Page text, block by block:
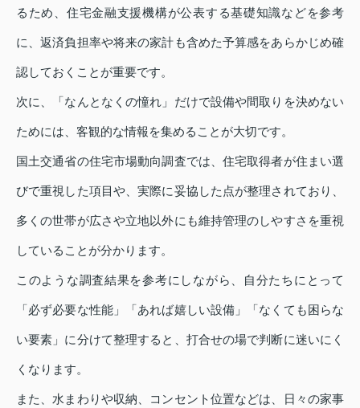
るため、住宅金融支援機構が公表する基礎知識などを参考
に、返済負担率や将来の家計も含めた予算感をあらかじめ確
認しておくことが重要です。
次に、「なんとなくの憧れ」だけで設備や間取りを決めない
ためには、客観的な情報を集めることが大切です。
国土交通省の住宅市場動向調査では、住宅取得者が住まい選
びで重視した項目や、実際に妥協した点が整理されており、
多くの世帯が広さや立地以外にも維持管理のしやすさを重視
していることが分かります。
このような調査結果を参考にしながら、自分たちにとって
「必ず必要な性能」「あれば嬉しい設備」「なくても困らな
い要素」に分けて整理すると、打合せの場で判断に迷いにく
くなります。
また、水まわりや収納、コンセント位置などは、日々の家事